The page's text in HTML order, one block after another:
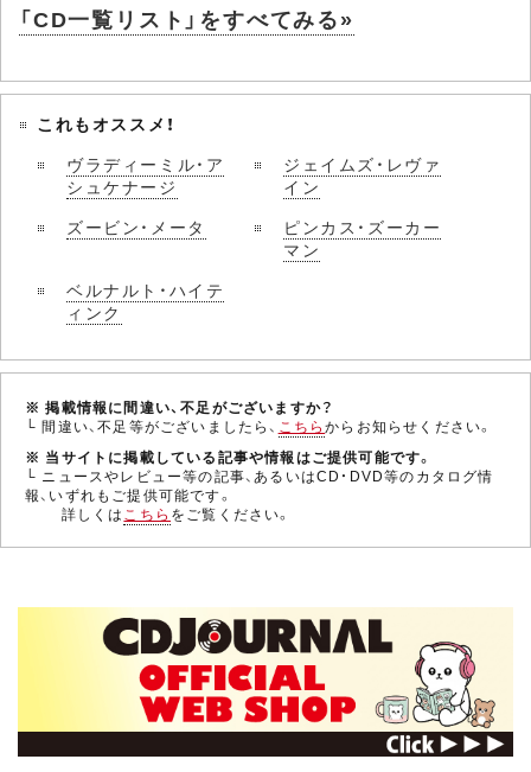
「CD一覧リスト」をすべてみる»
これもオススメ！
ヴラディーミル・ア
シュケナージ
ジェイムズ・レヴァ
イン
ズービン・メータ
ピンカス・ズーカー
マン
ベルナルト・ハイテ
ィンク
※ 掲載情報に間違い、不足がございますか？
└ 間違い、不足等がございましたら、 こちらからお知らせください。
※ 当サイトに掲載している記事や情報はご提供可能です。
└ ニュースやレビュー等の記事、あるいはCD・DVD等のカタログ情
報、いずれもご提供可能です。
詳しくはこちら をご覧ください。